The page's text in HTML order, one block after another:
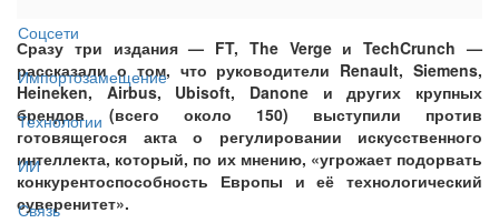
Соцсети
Импортозамещение
Технологии
ИИ
Связь
Сразу три издания — FT, The Verge и TechCrunch —
рассказали о том, что руководители Renault, Siemens,
Heineken, Airbus, Ubisoft, Danone и других крупных
брендов (всего около 150) выступили против
готовящегося акта о регулировании искусственного
интеллекта, который, по их мнению, «угрожает подорвать
конкурентоспособность Европы и её технологический
суверенитет».